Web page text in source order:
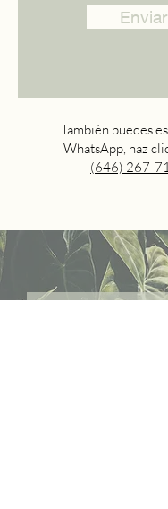
Enviar
También puedes
WhatsApp, haz
(646) 267-